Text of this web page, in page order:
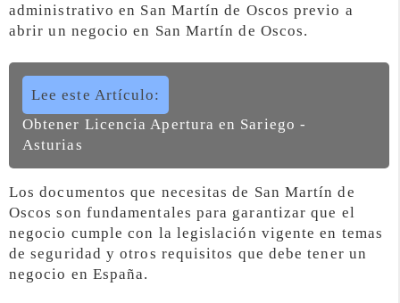
administrativo en San Martín de Oscos previo a
abrir un negocio en San Martín de Oscos.
Lee este Artículo:
Obtener Licencia Apertura en Sariego -
Asturias
Los documentos que necesitas de San Martín de
Oscos son fundamentales para garantizar que el
negocio cumple con la legislación vigente en temas
de seguridad y otros requisitos que debe tener un
negocio en España.